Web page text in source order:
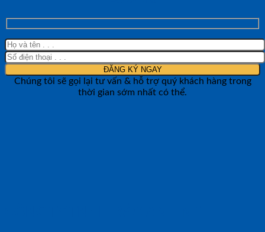
Chúng tôi sẽ gọi lại tư vấn & hỗ trợ quý khách hàng trong
thời gian sớm nhất có thể.